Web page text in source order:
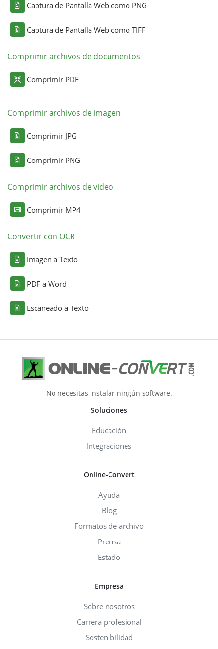
Captura de Pantalla Web como PNG
Captura de Pantalla Web como TIFF
Comprimir archivos de documentos
Comprimir PDF
Comprimir archivos de imagen
Comprimir JPG
Comprimir PNG
Comprimir archivos de video
Comprimir MP4
Convertir con OCR
Imagen a Texto
PDF a Word
Escaneado a Texto
No necesitas instalar ningún software.
Soluciones
Educación
Integraciones
Online-Convert
Ayuda
Blog
Formatos de archivo
Prensa
Estado
Empresa
Sobre nosotros
Carrera profesional
Sostenibilidad